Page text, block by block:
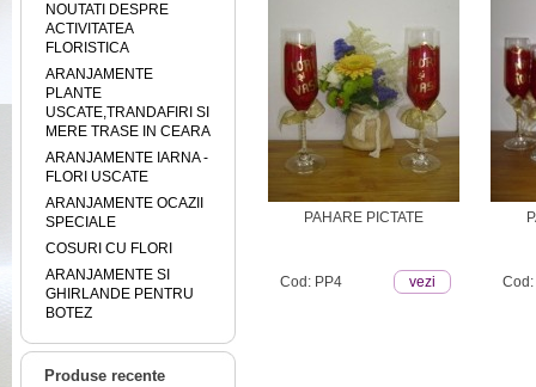
NOUTATI DESPRE
ACTIVITATEA
FLORISTICA
ARANJAMENTE
PLANTE
USCATE,TRANDAFIRI SI
MERE TRASE IN CEARA
ARANJAMENTE IARNA -
FLORI USCATE
ARANJAMENTE OCAZII
SPECIALE
COSURI CU FLORI
ARANJAMENTE SI
GHIRLANDE PENTRU
BOTEZ
Produse recente
PAHARE PICTATE
Cod: PP4 vezi